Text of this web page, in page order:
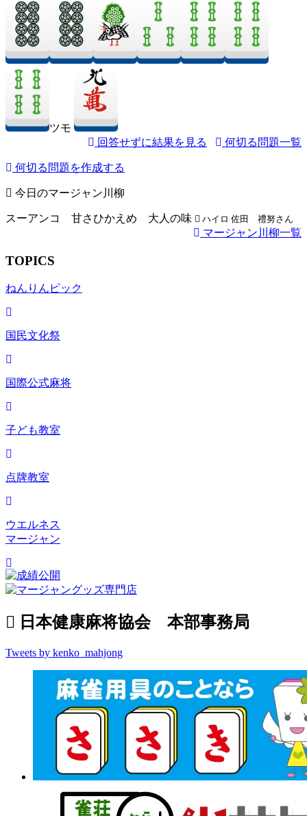
ツモ
回答せずに結果を見る
何切る問題一覧
何切る問題を作成する
今日のマージャン川柳
スーアンコ 甘さひかえめ 大人の味 ハイロ 佐田 禮努さん
マージャン川柳一覧
TOPICS
ねんりんピック
国民文化祭
国際公式麻将
子ども教室
点牌教室
ウエルネス
マージャン
日本健康麻将協会 本部事務局
Tweets by kenko_mahjong